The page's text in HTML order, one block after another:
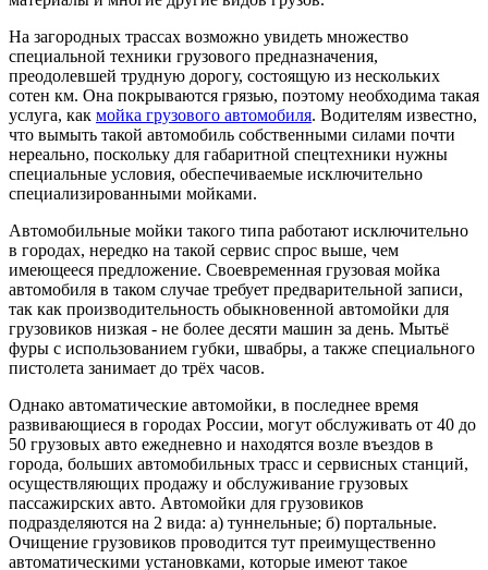
На загородных трассах возможно увидеть множество
специальной техники грузового предназначения,
преодолевшей трудную дорогу, состоящую из нескольких
сотен км. Она покрываются грязью, поэтому необходима такая
услуга, как мойка грузового автомобиля. Водителям известно,
что вымыть такой автомобиль собственными силами почти
нереально, поскольку для габаритной спецтехники нужны
специальные условия, обеспечиваемые исключительно
специализированными мойками.
Автомобильные мойки такого типа работают исключительно
в городах, нередко на такой сервис спрос выше, чем
имеющееся предложение. Своевременная грузовая мойка
автомобиля в таком случае требует предварительной записи,
так как производительность обыкновенной автомойки для
грузовиков низкая - не более десяти машин за день. Мытьё
фуры с использованием губки, швабры, а также специального
пистолета занимает до трёх часов.
Однако автоматические автомойки, в последнее время
развивающиеся в городах России, могут обслуживать от 40 до
50 грузовых авто ежедневно и находятся возле въездов в
города, больших автомобильных трасс и сервисных станций,
осуществляющих продажу и обслуживание грузовых
пассажирских авто. Автомойки для грузовиков
подразделяются на 2 вида: а) туннельные; б) портальные.
Очищение грузовиков проводится тут преимущественно
автоматическими установками, которые имеют такое